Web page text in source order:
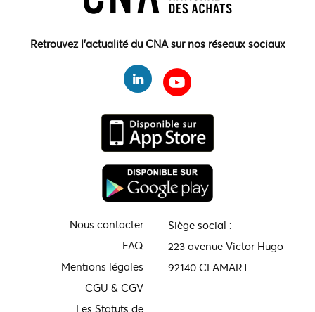
Retrouvez l'actualité du CNA sur nos réseaux sociaux
Nous contacter
FAQ
Mentions légales
CGU & CGV
Les Statuts de
Siège social :
223 avenue Victor Hugo
92140 CLAMART